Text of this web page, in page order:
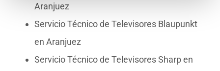
Aranjuez
Servicio Técnico de Televisores Blaupunkt
en Aranjuez
Servicio Técnico de Televisores Sharp en